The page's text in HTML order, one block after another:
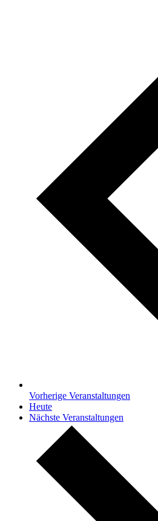
Vorherige Veranstaltungen
Heute
Nächste Veranstaltungen